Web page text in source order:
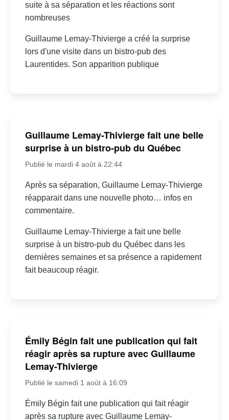
suite à sa séparation et les réactions sont
nombreuses
Guillaume Lemay-Thivierge a créé la surprise
lors d'une visite dans un bistro-pub des
Laurentides. Son apparition publique
Guillaume Lemay-Thivierge fait une belle
surprise à un bistro-pub du Québec
Publié le mardi 4 août à 22:44
Après sa séparation, Guillaume Lemay-Thivierge
réapparait dans une nouvelle photo… infos en
commentaire.
Guillaume Lemay-Thivierge a fait une belle
surprise à un bistro-pub du Québec dans les
dernières semaines et sa présence a rapidement
fait beaucoup réagir.
Émily Bégin fait une publication qui fait
réagir après sa rupture avec Guillaume
Lemay-Thivierge
Publié le samedi 1 août à 16:09
Émily Bégin fait une publication qui fait réagir
après sa rupture avec Guillaume Lemay-